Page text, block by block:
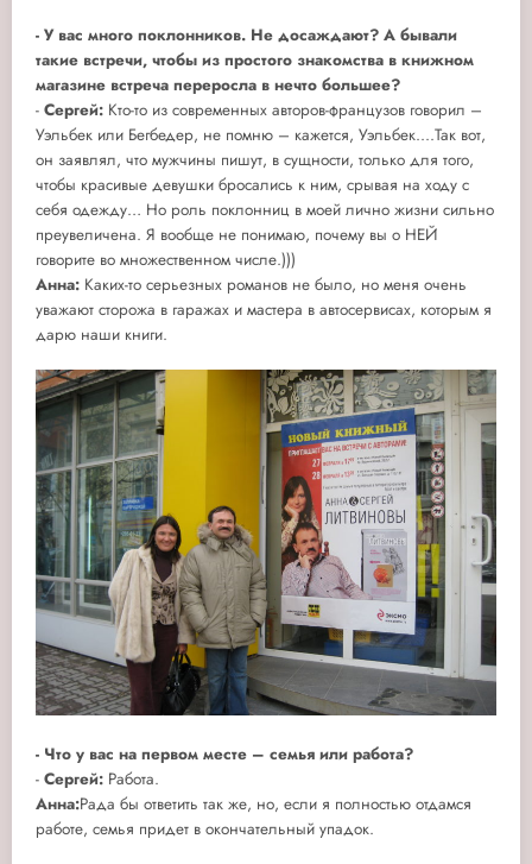
- У вас много поклонников. Не досаждают? А бывали
такие встречи, чтобы из простого знакомства в книжном
магазине встреча переросла в нечто большее?
- Сергей: Кто-то из современных авторов-французов говорил –
Уэльбек или Бегбедер, не помню – кажется, Уэльбек....Так вот,
он заявлял, что мужчины пишут, в сущности, только для того,
чтобы красивые девушки бросались к ним, срывая на ходу с
себя одежду… Но роль поклонниц в моей лично жизни сильно
преувеличена. Я вообще не понимаю, почему вы о НЕЙ
говорите во множественном числе.)))
Анна: Каких-то серьезных романов не было, но меня очень
уважают сторожа в гаражах и мастера в автосервисах, которым я
дарю наши книги.
- Что у вас на первом месте – семья или работа?
- Сергей: Работа.
Анна:Рада бы ответить так же, но, если я полностью отдамся
работе, семья придет в окончательный упадок.